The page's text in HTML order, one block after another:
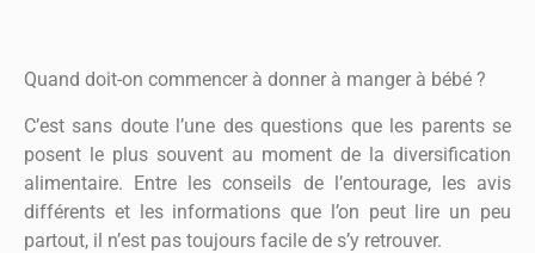
Quand doit-on commencer à donner à manger à bébé ?
C’est sans doute l’une des questions que les parents se
posent le plus souvent au moment de la diversification
alimentaire. Entre les conseils de l’entourage, les avis
différents et les informations que l’on peut lire un peu
partout, il n’est pas toujours facile de s’y retrouver.